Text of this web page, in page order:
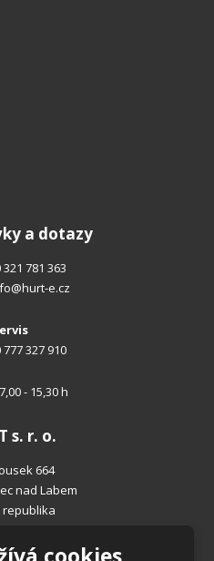
a dotazy
321 781 363
e.cz
777 327 910
- 15,30 h
s. r. o.
664
nad Labem
republika